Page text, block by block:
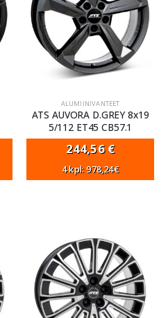
ALUMIINIVANTEET
ATS AUVORA D.GREY 8x19
5/112 ET45 CB57.1
244,56€
4 kpl: 978,24€